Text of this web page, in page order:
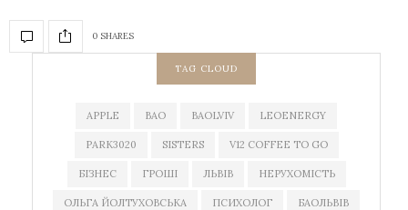
0 SHARES
TAG CLOUD
APPLE BAO BAOLVIV LEOENERGY
PARK3020 SISTERS V12 COFFEE TO GO
БІЗНЕС ГРОШІ ЛЬВІВ НЕРУХОМІСТЬ
ОЛЬГА ЙОЛТУХОВСЬКА ПСИХОЛОГ БАОЛЬВІВ